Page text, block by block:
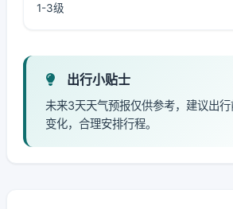
1-3级
出行小贴士
未来3天天气预报仅供参考，建议出
变化，合理安排行程。